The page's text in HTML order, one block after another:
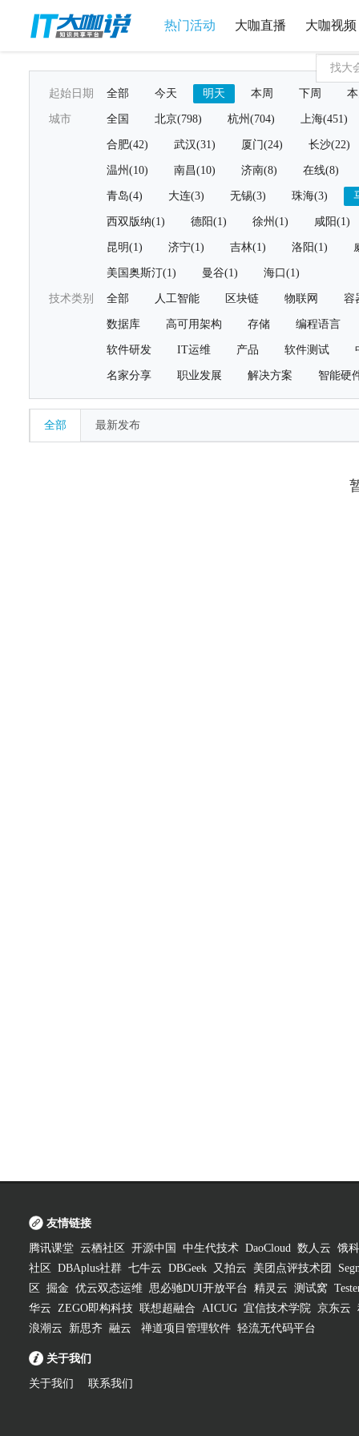
热门活动 大咖直播 大咖视频
起始日期 全部 今天 明天 本周 下周
城市 全国 北京(798) 杭州(704) 上海(451)
合肥(42) 武汉(31) 厦门(24) 长沙(22)
温州(10) 南昌(10) 济南(8) 在线(8)
青岛(4) 大连(3) 无锡(3) 珠海(3)
西双版纳(1) 德阳(1) 徐州(1) 咸阳(1)
昆明(1) 济宁(1) 吉林(1) 洛阳(1)
美国奥斯汀(1) 曼谷(1) 海口(1)
技术类别 全部 人工智能 区块链 物联网 容
数据库 高可用架构 存储 编程语言
软件研发 IT运维 产品 软件测试
名家分享 职业发展 解决方案 智能硬
全部 最新发布
友情链接
腾讯课堂 云栖社区 开源中国 中生代技术 DaoCloud 数人云 饿
社区
DBAplus社群 七牛云 DBGeek 又拍云 美团点评技术团
区
掘金 优云双态运维 思必驰DUI开放平台 精灵云 测试窝
华云 ZEGO即构科技 联想超融合 AICUG 宜信技术学院 京东云
浪潮云
新思齐 融云 禅道项目管理软件 轻流无代码平台
关于我们
关于我们 联系我们